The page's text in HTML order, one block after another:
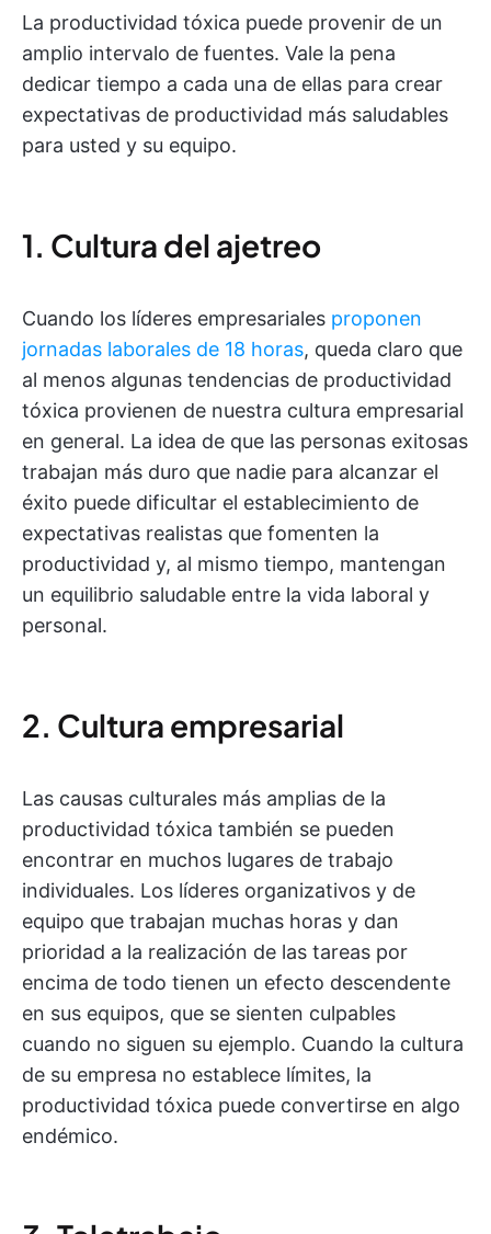
La productividad tóxica puede provenir de un
amplio intervalo de fuentes. Vale la pena
dedicar tiempo a cada una de ellas para crear
expectativas de productividad más saludables
para usted y su equipo.
1. Cultura del ajetreo
Cuando los líderes empresariales proponen
jornadas laborales de 18 horas, queda claro que
al menos algunas tendencias de productividad
tóxica provienen de nuestra cultura empresarial
en general. La idea de que las personas exitosas
trabajan más duro que nadie para alcanzar el
éxito puede dificultar el establecimiento de
expectativas realistas que fomenten la
productividad y, al mismo tiempo, mantengan
un equilibrio saludable entre la vida laboral y
personal.
2. Cultura empresarial
Las causas culturales más amplias de la
productividad tóxica también se pueden
encontrar en muchos lugares de trabajo
individuales. Los líderes organizativos y de
equipo que trabajan muchas horas y dan
prioridad a la realización de las tareas por
encima de todo tienen un efecto descendente
en sus equipos, que se sienten culpables
cuando no siguen su ejemplo. Cuando la cultura
de su empresa no establece límites, la
productividad tóxica puede convertirse en algo
endémico.